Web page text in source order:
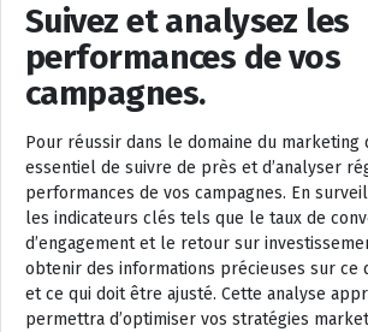
Suivez et analysez les
performances de vos
campagnes.
Pour réussir dans le domaine du marketing
essentiel de suivre de près et d’analyser
performances de vos campagnes. En
les indicateurs clés tels que le taux de
d’engagement et le retour sur
obtenir des informations précieuses sur ce
et ce qui doit être ajusté. Cette analyse
permettra d’optimiser vos stratégies